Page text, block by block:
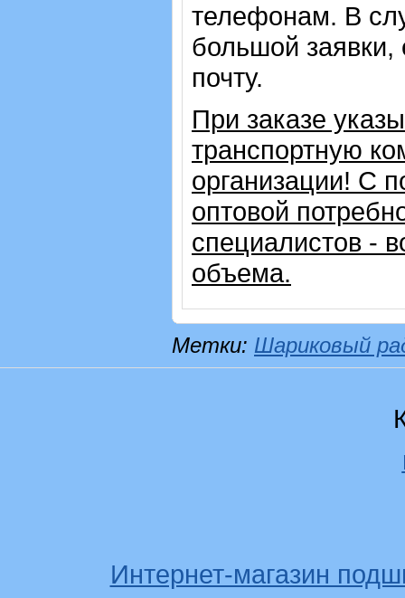
телефонам. В
большой заявки,
почту.
При заказе
транспортную
организации! С
оптовой
специалистов -
объема.
Метки: Шариковый
Интернет-магазин